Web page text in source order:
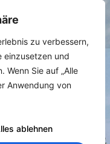
zu verbessern,
einzusetzen und
Wenn Sie auf „Alle
Anwendung von
ablehnen